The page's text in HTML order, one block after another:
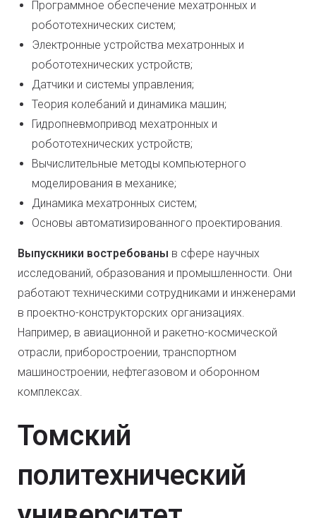
Программное обеспечение мехатронных и
робототехнических систем;
Электронные устройства мехатронных и
робототехнических устройств;
Датчики и системы управления;
Теория колебаний и динамика машин;
Гидропневмопривод мехатронных и
робототехнических устройств;
Вычислительные методы компьютерного
моделирования в механике;
Динамика мехатронных систем;
Основы автоматизированного проектирования.
Выпускники востребованы в сфере научных
исследований, образования и промышленности. Они
работают техническими сотрудниками и инженерами
в проектно-конструкторских организациях.
Например, в авиационной и ракетно-космической
отрасли, приборостроении, транспортном
машиностроении, нефтегазовом и оборонном
комплексах.
Томский
политехнический